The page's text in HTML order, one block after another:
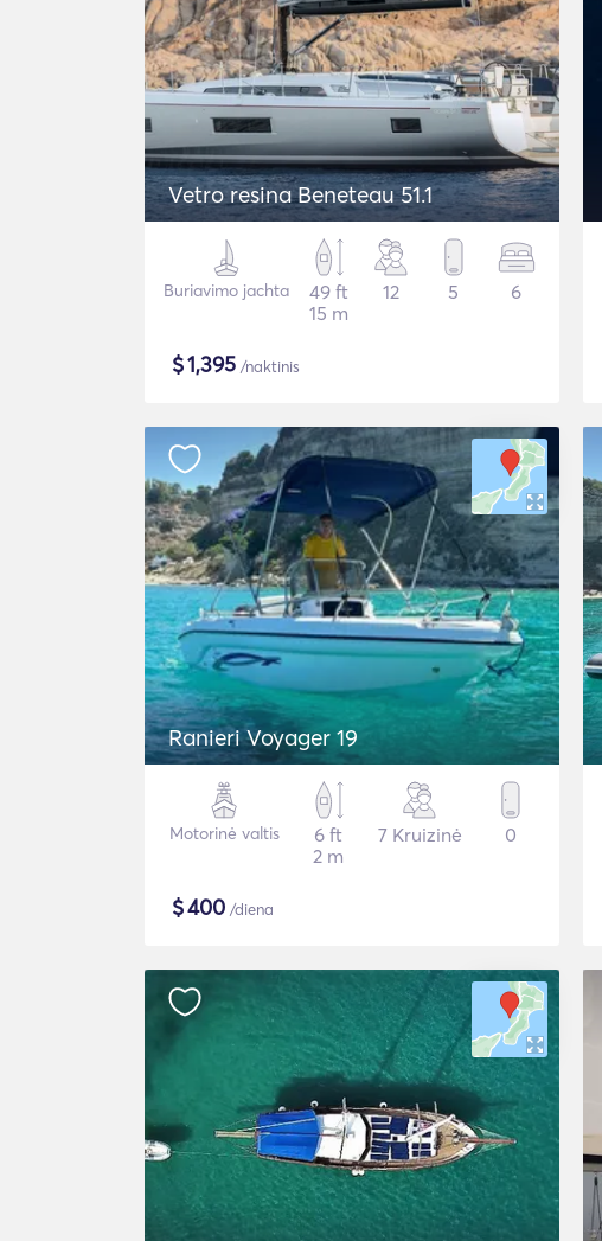
Vetro resina Beneteau 51.1
Buriavimo jachta
49 ft
15 m
12 5 6
$1,395 /naktinis
Ranieri Voyager 19
Motorinė valtis
6 ft
2 m
7 Kruizinė 0
$400 /diena